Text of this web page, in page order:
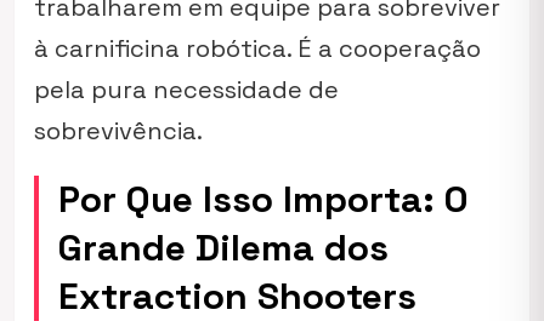
trabalharem em equipe para sobreviver
à carnificina robótica. É a cooperação
pela pura necessidade de
sobrevivência.
Por Que Isso Importa: O
Grande Dilema dos
Extraction Shooters